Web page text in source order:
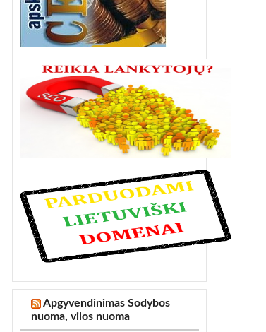
Apgyvendinimas Sodybos
nuoma, vilos nuoma